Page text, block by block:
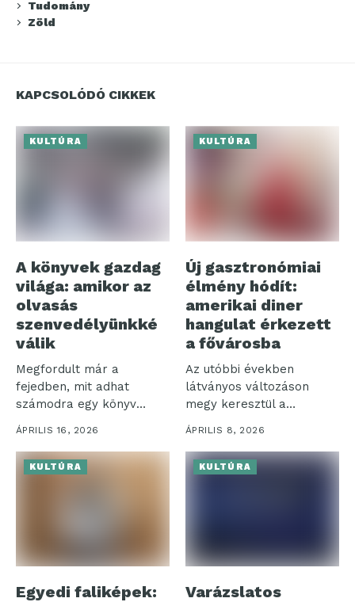
Tudomány
Zöld
KAPCSOLÓDÓ CIKKEK
KULTÚRA
A könyvek gazdag
világa: amikor az
olvasás
szenvedélyünkké
válik
Megfordult már a
fejedben, mit adhat
számodra egy könyv
elolvasása? A
könyvekből...
ÁPRILIS 16, 2026
KULTÚRA
Új gasztronómiai
élmény hódít:
amerikai diner
hangulat érkezett
a fővárosba
Az utóbbi években
látványos változáson
megy keresztül a
vendéglátóipar: egyre
nagyobb hangsúlyt...
ÁPRILIS 8, 2026
KULTÚRA
Egyedi faliképek:
KULTÚRA
Varázslatos